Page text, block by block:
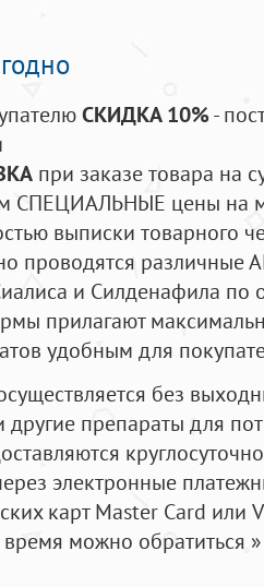
СКИДКА 10%-
при заказе товара на
СПЕЦИАЛЬНЫЕ цены на
выписки товарного
проводятся
и Силденафила по
прилагают
удобным для
без
другие препараты для
круглосуточно
электронные
карт Master Card или
можно обратиться